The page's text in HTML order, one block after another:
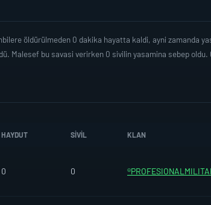
öldürülmeden 0 dakika hayatta kaldi, ayni zamanda
Malesef bu savasi verirken 0 sivilin yasamina sebep oldu.
HAYDUT SIVIL KLAN
0 0